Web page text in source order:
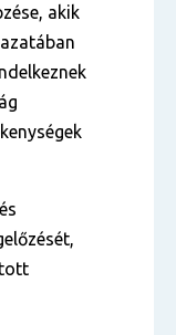
akik